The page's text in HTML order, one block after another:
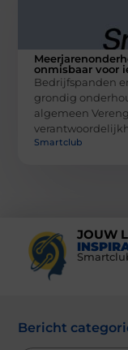
onmisbaar voor
Bedrijfspanden
grondig
algemeen
Smartclub
JOUW
Bericht